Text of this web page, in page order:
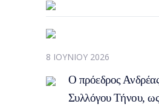
8 ΙΟΥΝΊΟΥ 2026
Ο πρόεδρος
Συλλόγου Τήνου,